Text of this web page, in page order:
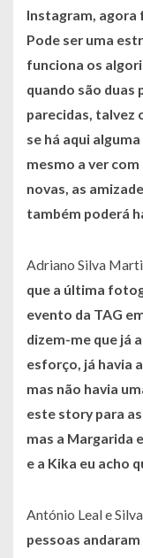
Instagram, agora
Pode ser uma
funciona os
quando são duas
parecidas, talvez
se há aqui
mesmo a ver
novas, as
também poderá
Adriano Silva
que a última
evento da TAG
dizem-me que já
esforço, já havia
mas não havia
este story para
mas a Margarida
e a Kika eu acho
António Leal e
pessoas